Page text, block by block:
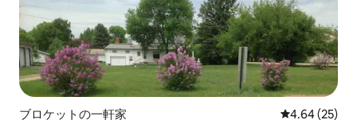
ブロケットの一軒家 レビュー25
4.64 (25)